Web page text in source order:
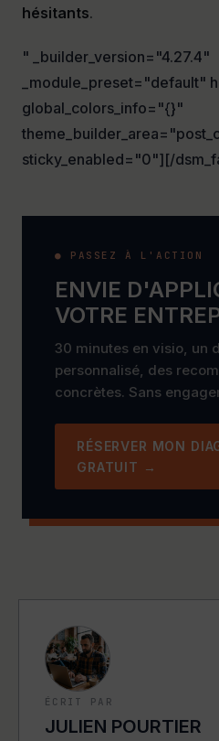
hésitants.
" _builder_version="4.27.4"
_module_preset="default"
global_colors_info="{}"
sticky_enabled="0"][/
● PASSEZ À L'ACTION
ENVIE
VOTRE
30 minutes en visio, un
personnalisé, des
concrètes. Sans
RÉSERVER MON
GRATUIT →
ÉCRIT PAR
JULIEN POURTIER